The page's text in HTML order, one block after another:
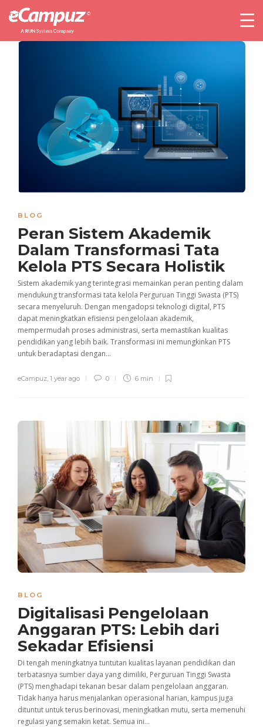
BLOG
Peran Sistem Akademik
Dalam Transformasi Tata
Kelola PTS Secara Holistik
Sistem akademik yang terintegrasi memainkan peran penting dalam
mendukung transformasi tata kelola Perguruan Tinggi Swasta (PTS)
secara menyeluruh. Dengan mengadopsi teknologi digital, PTS
dapat meningkatkan efisiensi pengelolaan akademik,
mempermudah proses administrasi, serta memastikan kualitas
pendidikan yang lebih baik. Transformasi ini memungkinkan PTS
untuk beradaptasi dengan...
eCampuz 1 year ago 0 6 min
BLOG
Digitalisasi Pengelolaan
Anggaran PTS: Lebih dari
Sekadar Efisiensi
Di tengah meningkatnya tuntutan kualitas layanan pendidikan dan
terbatasnya sumber daya yang dimiliki, Perguruan Tinggi Swasta
(PTS) menghadapi tekanan besar dalam pengelolaan anggaran.
Tidak hanya harus menjalankan operasional harian, kampus juga
dituntut untuk terus berinovasi, meningkatkan mutu, serta memenuhi
regulasi yang semakin ketat. Semua ini...